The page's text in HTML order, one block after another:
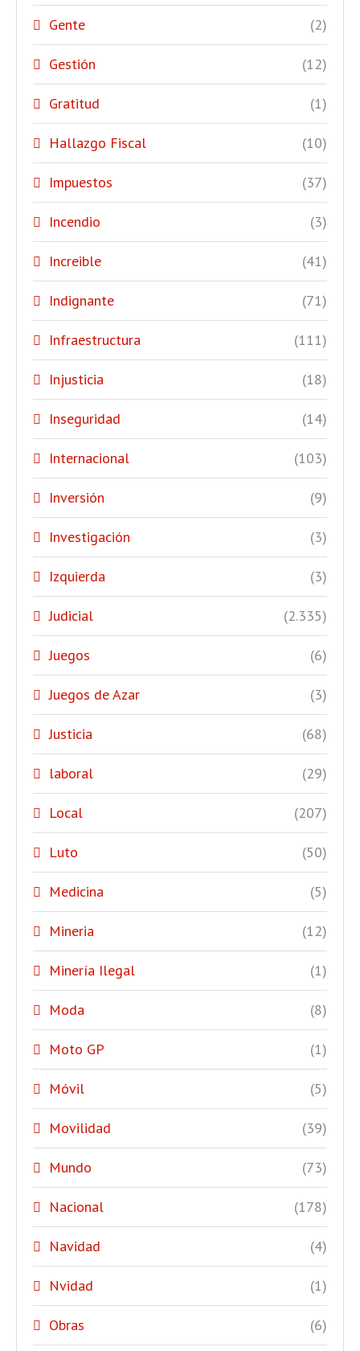
Gente (2)
Gestión (12)
Gratitud (1)
Hallazgo Fiscal (10)
Impuestos (37)
Incendio (3)
Increible (41)
Indignante (71)
Infraestructura (111)
Injusticia (18)
Inseguridad (14)
Internacional (103)
Inversión (9)
Investigación (3)
Izquierda (3)
Judicial (2.335)
Juegos (6)
Juegos de Azar (3)
Justicia (68)
laboral (29)
Local (207)
Luto (50)
Medicina (5)
Mineria (12)
Minería Ilegal (1)
Moda (8)
Moto GP (1)
Móvil (5)
Movilidad (39)
Mundo (73)
Nacional (178)
Navidad (4)
Nvidad (1)
Obras (6)